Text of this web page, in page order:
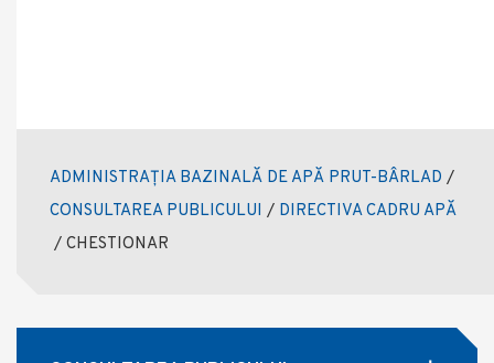
ADMINISTRAȚIA BAZINALĂ DE APĂ PRUT-BÂRLAD /
CONSULTAREA PUBLICULUI / DIRECTIVA CADRU APĂ
/ CHESTIONAR